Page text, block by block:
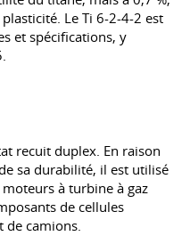
Le Ti 6-2-4-2 est
et spécifications, y
recuit duplex. En raison
sa durabilité, il est utilisé
à turbine à gaz
de cellules
de camions.